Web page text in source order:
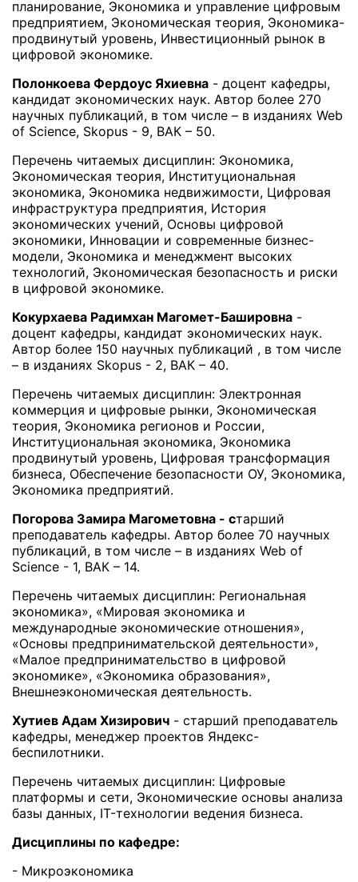
планирование, Экономика и управление цифровым
предприятием, Экономическая теория, Экономика-
продвинутый уровень, Инвестиционный рынок в
цифровой экономике.
Полонкоева Фердоус Яхиевна - доцент кафедры,
кандидат экономических наук. Автор более 270
научных публикаций, в том числе – в изданиях Web
of Science, Skopus - 9, ВАК – 50.
Перечень читаемых дисциплин: Экономика,
Экономическая теория, Институциональная
экономика, Экономика недвижимости, Цифровая
инфраструктура предприятия, История
экономических учений, Основы цифровой
экономики, Инновации и современные бизнес-
модели, Экономика и менеджмент высоких
технологий, Экономическая безопасность и риски
в цифровой экономике.
Кокурхаева Радимхан Магомет-Башировна -
доцент кафедры, кандидат экономических наук.
Автор более 150 научных публикаций , в том числе
– в изданиях Skopus - 2, ВАК – 40.
Перечень читаемых дисциплин: Электронная
коммерция и цифровые рынки, Экономическая
теория, Экономика регионов и России,
Институциональная экономика, Экономика
продвинутый уровень, Цифровая трансформация
бизнеса, Обеспечение безопасности ОУ, Экономика,
Экономика предприятий.
Погорова Замира Магометовна - старший
преподаватель кафедры. Автор более 70 научных
публикаций, в том числе – в изданиях Web of
Science - 1, ВАК – 14.
Перечень читаемых дисциплин: Региональная
экономика», «Мировая экономика и
международные экономические отношения»,
«Основы предпринимательской деятельности»,
«Малое предпринимательство в цифровой
экономике», «Экономика образования»,
Внешнеэкономическая деятельность.
Хутиев Адам Хизирович - старший преподаватель
кафедры, менеджер проектов Яндекс-
беспилотники.
Перечень читаемых дисциплин: Цифровые
платформы и сети, Экономические основы анализа
базы данных, IT-технологии ведения бизнеса.
Дисциплины по кафедре:
- Микроэкономика